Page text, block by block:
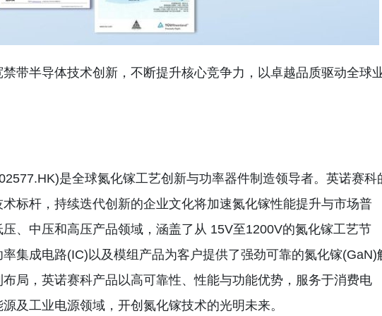
带半导体技术创新，不断提升核心竞争力，以卓越品质驱动全球
是全球氮化镓工艺创新与功率器件制造领导者。英诺赛科
标杆，持续迭代创新的企业文化将加速氮化镓性能提升与市场普
、中压和高压产品领域，涵盖了从 15V至1200V的氮化镓工艺节
集成电路(IC)以及模组产品为客户提供了强劲可靠的氮化镓(GaN)
局，英诺赛科产品以高可靠性、性能与功能优势，服务于消费电
及工业电源领域，开创氮化镓技术的光明未来。